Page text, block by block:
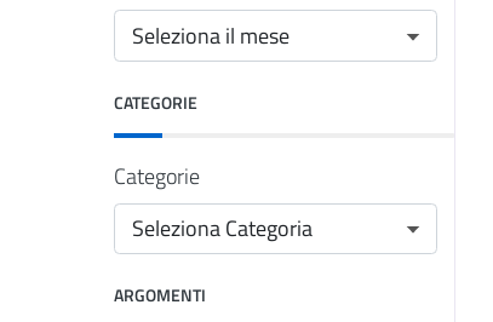
CATEGORIE
Categorie
ARGOMENTI